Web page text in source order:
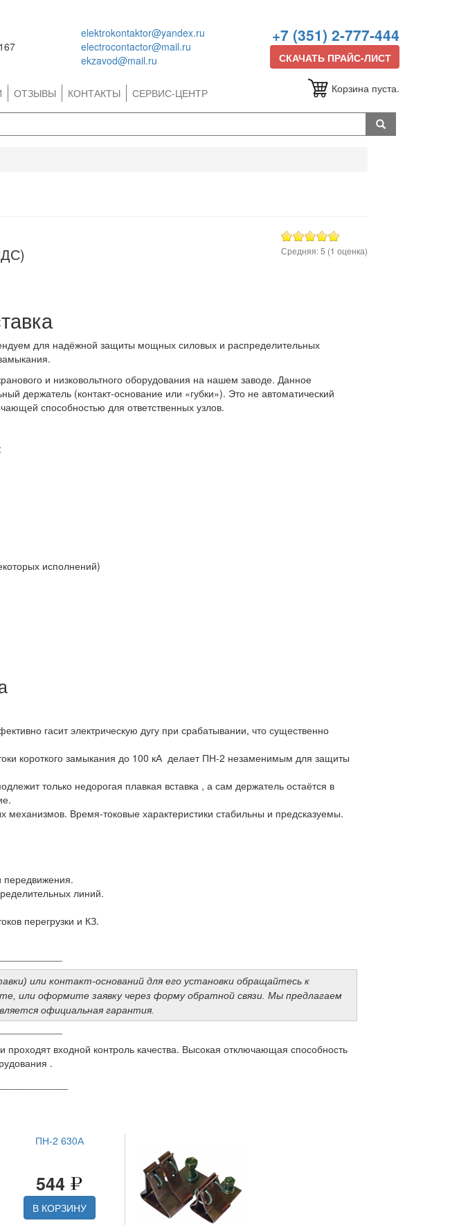
elektrokontaktor@yandex.ru
electrocontactor@mail.ru
ekzavod@mail.ru
+7 (351) 2-777-444
СКАЧАТЬ ПРАЙС-ЛИСТ
ОТЗЫВЫ КОНТАКТЫ СЕРВИС-ЦЕНТР Корзина пуста.
Средняя:5 (1 оценка)
для надёжной защиты мощных силовых и распределительных
и низковольтного оборудования на нашем заводе. Данное
держатель (контакт-основание или «губки»). Это не автоматический
способностью для ответственных узлов.
исполнений)
гасит электрическую дугу при срабатывании, что существенно
короткого замыкания до 100 кА делает ПН-2 незаменимым для защиты
только недорогая плавкая вставка , а сам держатель остаётся в
механизмов. Время-токовые характеристики стабильны и предсказуемы.
линий.
перегрузки и КЗ.
или контакт-оснований для его установки обращайтесь к
или оформите заявку через форму обратной связи. Мы предлагаем
официальная гарантия.
входной контроль качества. Высокая отключающая способность
.
ПН-2 630А
544
В КОРЗИНУ